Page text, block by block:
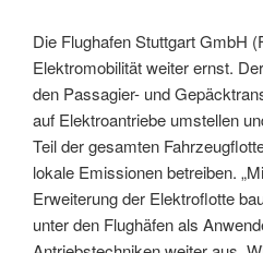
Die Flughafen Stuttgart GmbH
Elektromobilität weiter ernst.
den Passagier- und
auf Elektroantriebe umstellen
Teil der gesamten
lokale Emissionen betreiben.
Erweiterung der Elektroflotte
unter den Flughäfen als